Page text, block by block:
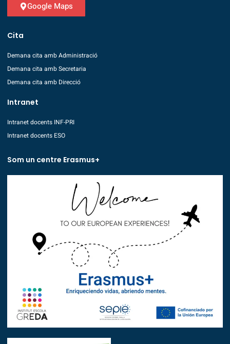
Google Maps
Cita
Demana cita amb Administració
Demana cita amb Secretaria
Demana cita amb Direcció
Intranet
Intranet docents INF-PRI
Intranet docents ESO
Som un centre Erasmus+